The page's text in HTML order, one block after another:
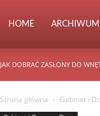
HOME ARCHIWUM
JAK DOBRAĆ ZASŁONY DO
Strona główna Gabinet i